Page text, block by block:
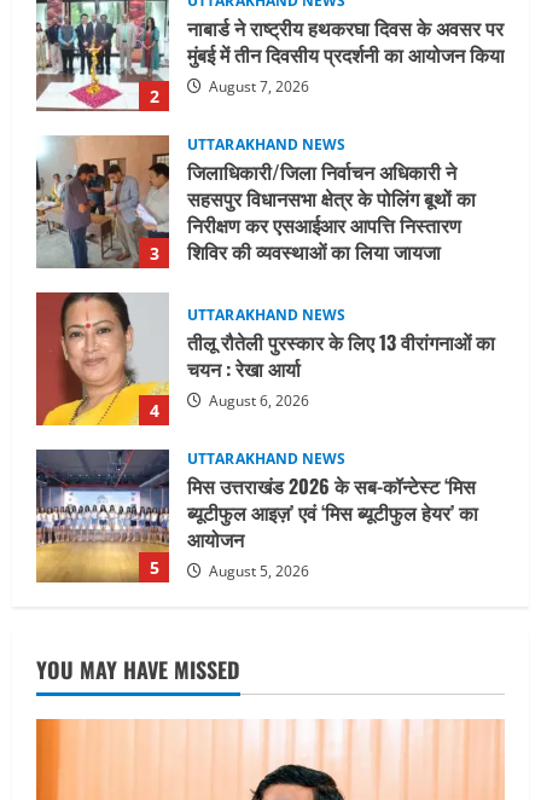
3
जिलाधिकारी/जिला निर्वाचन अधिकारी ने
सहसपुर विधानसभा क्षेत्र के पोलिंग बूथों का
निरीक्षण कर एसआईआर आपत्ति निस्तारण
शिविर की व्यवस्थाओं का लिया जायजा
4
UTTARAKHAND NEWS
तीलू रौतेली पुरस्कार के लिए 13 वीरांगनाओं का
चयन : रेखा आर्या
August 6, 2026
5
मिस उत्तराखंड 2026 के सब-कॉन्टेस्ट ‘मिस
ब्यूटीफुल आइज़’ एवं ‘मिस ब्यूटीफुल हेयर’ का
आयोजन
August 5, 2026
1
UTTARAKHAND NEWS
धामी कैबिनेट ने लिए कई महत्वपूर्ण निर्णय, अब
सामान्य वर्ग के पशुपालकों को भी गाय एवं भैंस
खरीद पर मिलेगा अनुदान, मजदूरी संहिता
नियमावली-2026 को मिली मंजूरी
2
नाबार्ड ने राष्ट्रीय हथकरघा दिवस के अवसर पर
मुंबई में तीन दिवसीय प्रदर्शनी का आयोजन किया
August 7, 2026
UTTARAKHAND NEWS
YOU MAY HAVE MISSED